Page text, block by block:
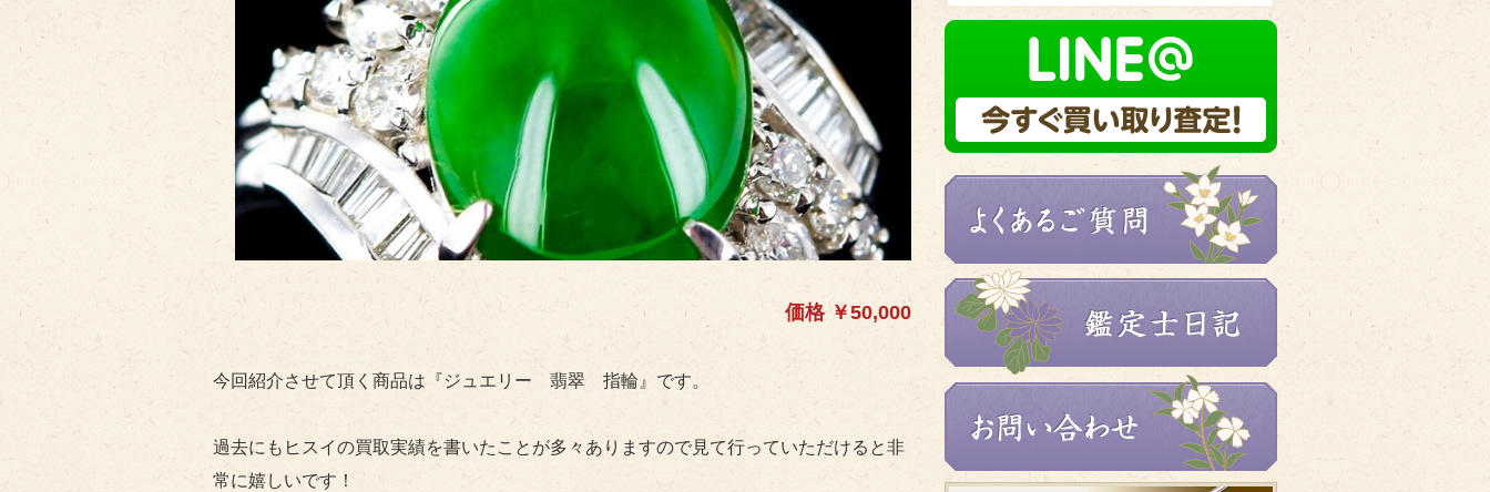
価格 ￥50,000
今回紹介させて頂く商品は『ジュエリー 翡翠 指輪』です。
過去にもヒスイの買取実績を書いたことが多々ありますので見て行っていただけると非
常に嬉しいです！